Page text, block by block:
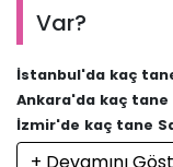
Var?
İstanbul'da kaç
Ankara'da kaç
İzmir'de kaç tane